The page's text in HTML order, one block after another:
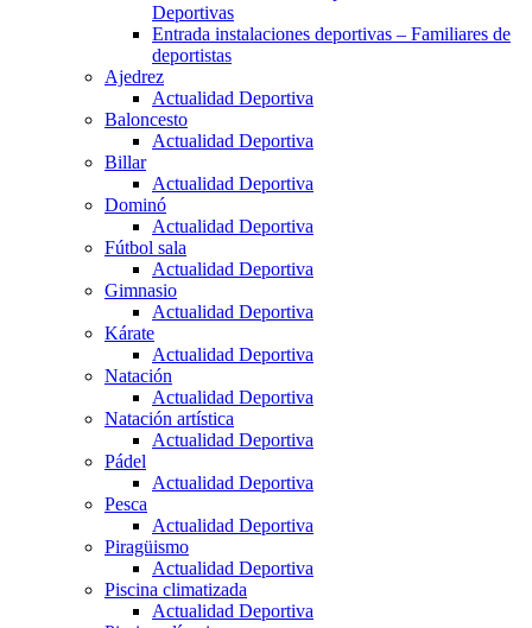
Deportivas
Entrada instalaciones deportivas – Familiares de
deportistas
Ajedrez
Actualidad Deportiva
Baloncesto
Actualidad Deportiva
Billar
Actualidad Deportiva
Dominó
Actualidad Deportiva
Fútbol sala
Actualidad Deportiva
Gimnasio
Actualidad Deportiva
Kárate
Actualidad Deportiva
Natación
Actualidad Deportiva
Natación artística
Actualidad Deportiva
Pádel
Actualidad Deportiva
Pesca
Actualidad Deportiva
Piragüismo
Actualidad Deportiva
Piscina climatizada
Actualidad Deportiva